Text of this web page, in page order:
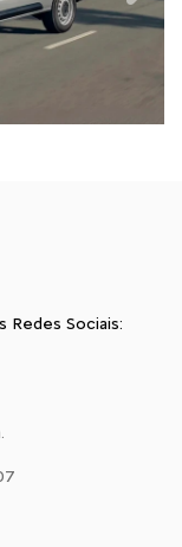
Redes Sociais: